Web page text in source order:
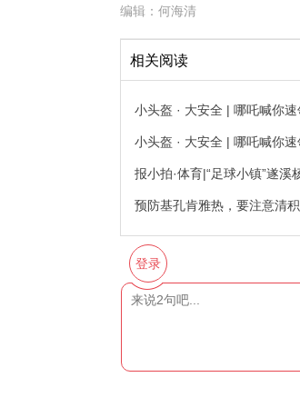
编辑： 何海清
相关阅读
小头盔 · 大安全 | 哪吒喊你
小头盔 · 大安全 | 哪吒喊你
报小拍·体育|“足球小镇”遂溪
预防基孔肯雅热，要注意清
登录